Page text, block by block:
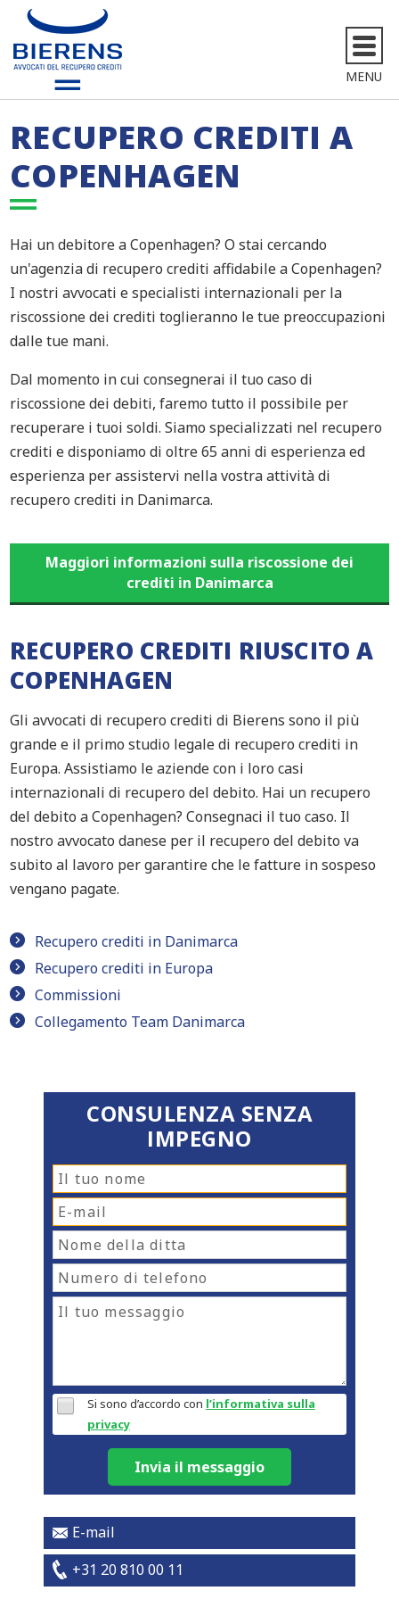
MENU
RECUPERO CREDITI A
COPENHAGEN
Hai un debitore a Copenhagen? O stai cercando
un'agenzia di recupero crediti affidabile a Copenhagen?
I nostri avvocati e specialisti internazionali per la
riscossione dei crediti toglieranno le tue preoccupazioni
dalle tue mani.
Dal momento in cui consegnerai il tuo caso di
riscossione dei debiti, faremo tutto il possibile per
recuperare i tuoi soldi. Siamo specializzati nel recupero
crediti e disponiamo di oltre 65 anni di esperienza ed
esperienza per assistervi nella vostra attività di
recupero crediti in Danimarca.
Maggiori informazioni sulla riscossione dei
crediti in Danimarca
RECUPERO CREDITI RIUSCITO A
COPENHAGEN
Gli avvocati di recupero crediti di Bierens sono il più
grande e il primo studio legale di recupero crediti in
Europa. Assistiamo le aziende con i loro casi
internazionali di recupero del debito. Hai un recupero
del debito a Copenhagen? Consegnaci il tuo caso. Il
nostro avvocato danese per il recupero del debito va
subito al lavoro per garantire che le fatture in sospeso
vengano pagate.
Recupero crediti in Danimarca
Recupero crediti in Europa
Commissioni
Collegamento Team Danimarca
CONSULENZA SENZA
IMPEGNO
Si sono d’accordo con l’informativa sulla
privacy
Invia il messaggio
E-mail
+31 20 810 00 11